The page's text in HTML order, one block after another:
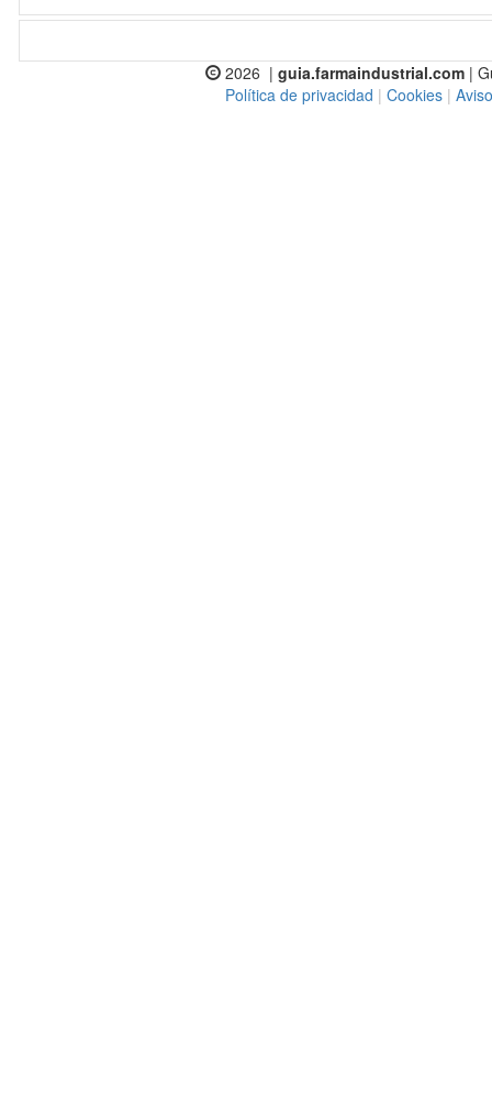
2026 | guia.farmaindustrial.com |
Política de privacidad | Cookies |